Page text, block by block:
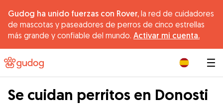
Gudog ha unido fuerzas con Rover, la red de cuidadores
de mascotas y paseadores de perros de cinco estrellas
más grande y confiable del mundo. Activar mi cuenta.
Se cuidan perritos en Donosti